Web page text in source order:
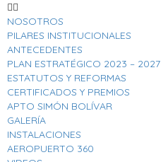
NOSOTROS
PILARES INSTITUCIONALES
ANTECEDENTES
PLAN ESTRATÉGICO 2023 – 2027
ESTATUTOS Y REFORMAS
CERTIFICADOS Y PREMIOS
APTO SIMÓN BOLÍVAR
GALERÍA
INSTALACIONES
AEROPUERTO 360